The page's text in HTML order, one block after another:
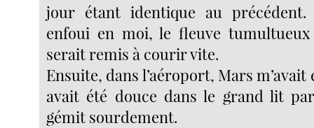
jour étant identique au précédent.
enfoui en moi, le fleuve
serait remis à courir vite.
Ensuite, dans l’aéroport, Mars
avait été douce dans le grand lit
gémit sourdement.